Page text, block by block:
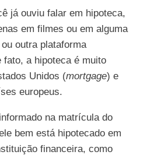
já ouviu falar em hipoteca,
em filmes ou em alguma
outra plataforma
fato, a hipoteca é muito
Unidos (mortgage) e
europeus.
na matrícula do
bem está hipotecado em
financeira, como